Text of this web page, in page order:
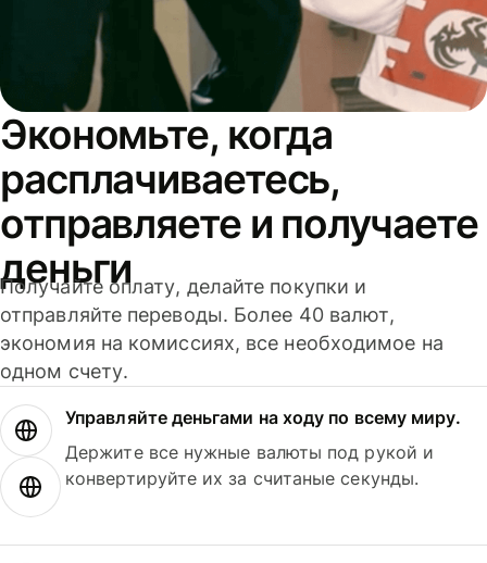
Экономьте, когда
расплачиваетесь,
отправляете и получаете
деньги
Получайте оплату, делайте покупки и
отправляйте переводы. Более 40 валют,
экономия на комиссиях, все необходимое на
одном счету.
Управляйте деньгами на ходу по всему миру.
Держите все нужные валюты под рукой и
конвертируйте их за считаные секунды.